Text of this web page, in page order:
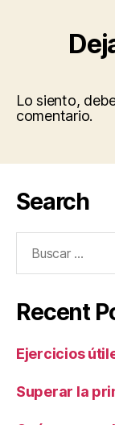
Lo siento,
comentario.
Search
Recent
Ejercicios
Superar la